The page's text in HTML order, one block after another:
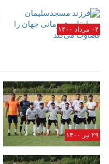
۰۴ مرداد ۱۴۰۰
۲۹ تیر ۱۴۰۰